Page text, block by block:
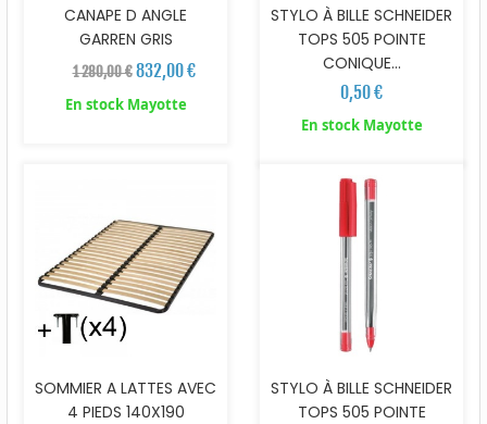
CANAPE D ANGLE
GARREN GRIS
1 280,00 € 832,00 €
En stock Mayotte
STYLO À BILLE SCHNEIDER
TOPS 505 POINTE
CONIQUE...
0,50 €
En stock Mayotte
SOMMIER A LATTES AVEC
4 PIEDS 140X190
STYLO À BILLE SCHNEIDER
TOPS 505 POINTE